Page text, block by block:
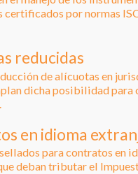
certificados por normas
reducidas
de alícuotas en
dicha posibilidad para
en idioma
para contratos en
deban tributar el